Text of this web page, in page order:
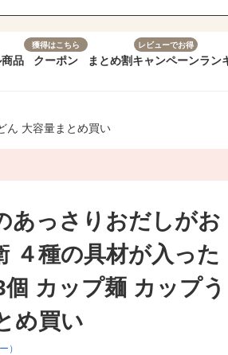
品
獲得はこちら
クーポン まとめ割
レビューでお得
キャンペーンラン
ん 大容量まとめ買い
あっさりおだしがお
４種の具材が入った
カップ麺 カップう
め買い
）